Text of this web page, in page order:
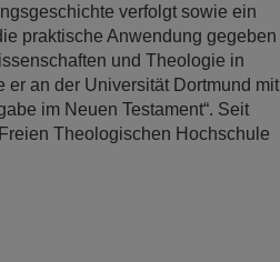
verfolgt sowie ein
praktische Anwendung gegeben
und Theologie in
er an der Universität Dortmund mit
im Neuen Testament“. Seit
Theologischen Hochschule